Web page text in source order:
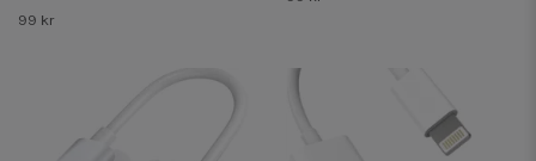
99 kr